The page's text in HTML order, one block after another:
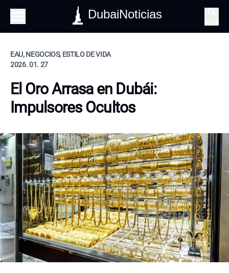
DubaiNoticias
EAU, NEGOCIOS, ESTILO DE VIDA
2026. 01. 27
El Oro Arrasa en Dubái:
Impulsores Ocultos